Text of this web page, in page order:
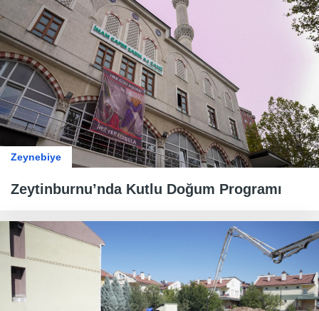
Zeynebiye
Zeytinburnu’nda Kutlu Doğum Programı